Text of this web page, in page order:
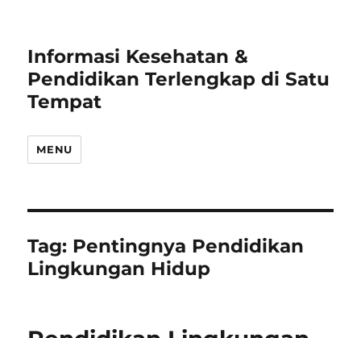
Informasi Kesehatan &
Pendidikan Terlengkap di Satu
Tempat
MENU
Tag: Pentingnya Pendidikan
Lingkungan Hidup